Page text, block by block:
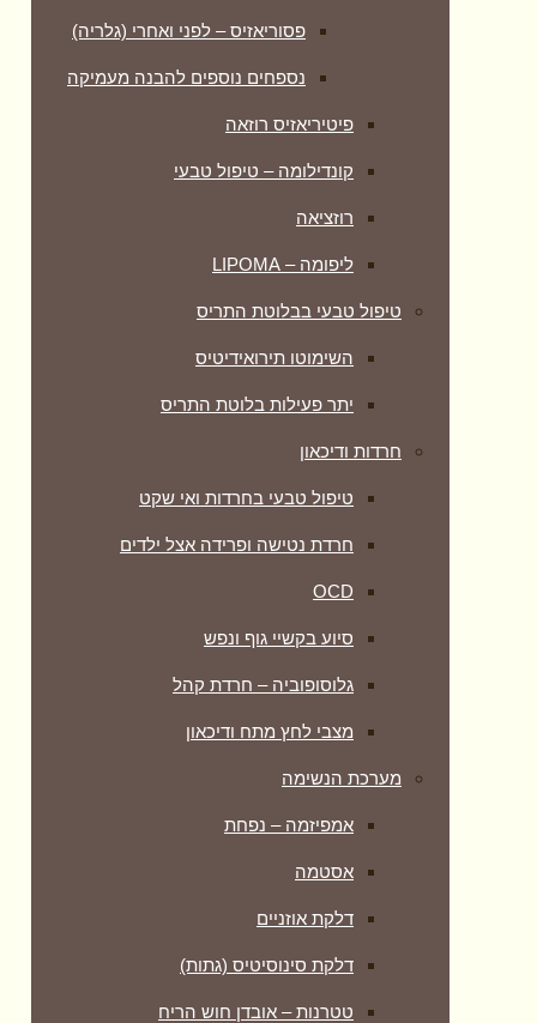
פסוריאזיס – לפני ואחרי (גלריה)
נספחים נוספים להבנה מעמיקה
פיטיריאזיס רוזאה
קונדילומה – טיפול טבעי
רוזציאה
ליפומה – LIPOMA
טיפול טבעי בבלוטת התריס
השימוטו תירואידיטיס
יתר פעילות בלוטת התריס
חרדות ודיכאון
טיפול טבעי בחרדות ואי שקט
חרדת נטישה ופרידה אצל ילדים
OCD
סיוע בקשיי גוף ונפש
גלוסופוביה – חרדת קהל
מצבי לחץ מתח ודיכאון
מערכת הנשימה
אמפיזמה – נפחת
אסטמה
דלקת אוזניים
דלקת סינוסיטיס (גתות)
טטרנות – אובדן חוש הריח